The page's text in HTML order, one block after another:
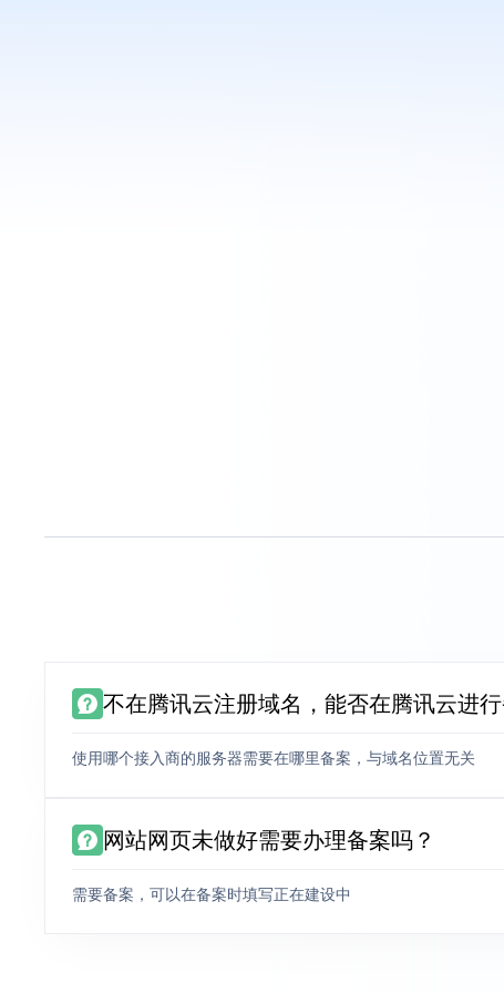
不在腾讯云注册域名，能否在腾讯云进行
使用哪个接入商的服务器需要在哪里备案，与域名位置无关
网站网页未做好需要办理备案吗？
需要备案，可以在备案时填写正在建设中